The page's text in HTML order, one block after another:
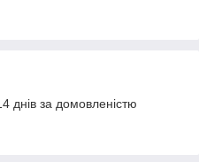
днів за домовленістю